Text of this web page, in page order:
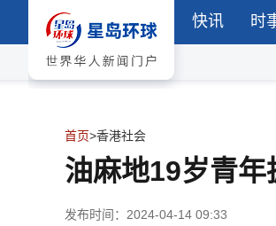
快讯 时
首页>香港社会
油麻地19岁青
发布时间：2024-04-14 09:33